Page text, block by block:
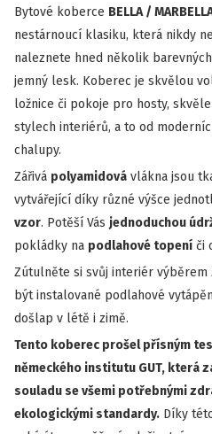
Bytové koberce BELLA /
nestárnoucí klasiku, která nikdy
naleznete hned několik
jemný lesk. Koberec je skvělou
ložnice či pokoje pro hosty,
stylech interiérů, a to od
chalupy.
Zářivá polyamidová vlákna jsou
vytvářející díky různé výšce
vzor. Potěší Vás jednoduchou
pokládky na podlahové topení či
Zútulněte si svůj interiér výběrem
být instalované podlahové
došlap v létě i zimě.
Tento koberec prošel přísným
německého institutu GUT, která
souladu se všemi potřebnými
ekologickými standardy. Díky